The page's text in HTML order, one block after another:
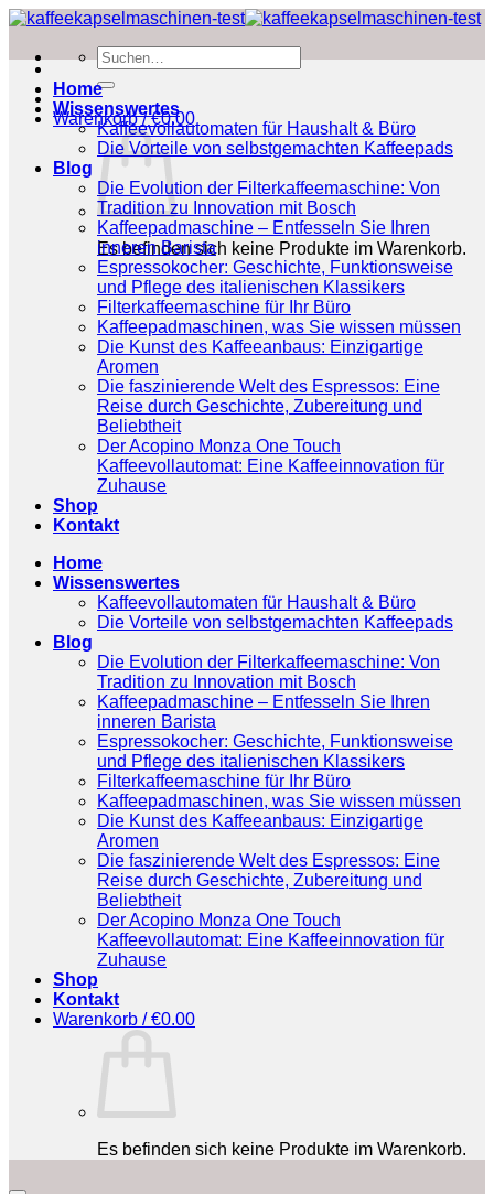
Zum
springen
Suchen
nach:
Warenkorb /€0.00
Es befinden sich keine Produkte im Warenkorb.
Home
Wissenswertes
Kaffeevollautomaten für Haushalt & Büro
Die Vorteile von selbstgemachten Kaffeepads
Blog
Die Evolution der Filterkaffeemaschine: Von
Tradition zu Innovation mit Bosch
Kaffeepadmaschine – Entfesseln Sie Ihren
inneren Barista
Espressokocher: Geschichte, Funktionsweise
und Pflege des italienischen Klassikers
Filterkaffeemaschine für Ihr Büro
Kaffeepadmaschinen, was Sie wissen müssen
Die Kunst des Kaffeeanbaus: Einzigartige
Aromen
Die faszinierende Welt des Espressos: Eine
Reise durch Geschichte, Zubereitung und
Beliebtheit
Der Acopino Monza One Touch
Kaffeevollautomat: Eine Kaffeeinnovation für
Zuhause
Shop
Kontakt
Home
Wissenswertes
Kaffeevollautomaten für Haushalt & Büro
Die Vorteile von selbstgemachten Kaffeepads
Blog
Die Evolution der Filterkaffeemaschine: Von
Tradition zu Innovation mit Bosch
Kaffeepadmaschine – Entfesseln Sie Ihren
inneren Barista
Espressokocher: Geschichte, Funktionsweise
und Pflege des italienischen Klassikers
Filterkaffeemaschine für Ihr Büro
Kaffeepadmaschinen, was Sie wissen müssen
Die Kunst des Kaffeeanbaus: Einzigartige
Aromen
Die faszinierende Welt des Espressos: Eine
Reise durch Geschichte, Zubereitung und
Beliebtheit
Der Acopino Monza One Touch
Kaffeevollautomat: Eine Kaffeeinnovation für
Zuhause
Shop
Kontakt
Warenkorb /€0.00
Es befinden sich keine Produkte im Warenkorb.